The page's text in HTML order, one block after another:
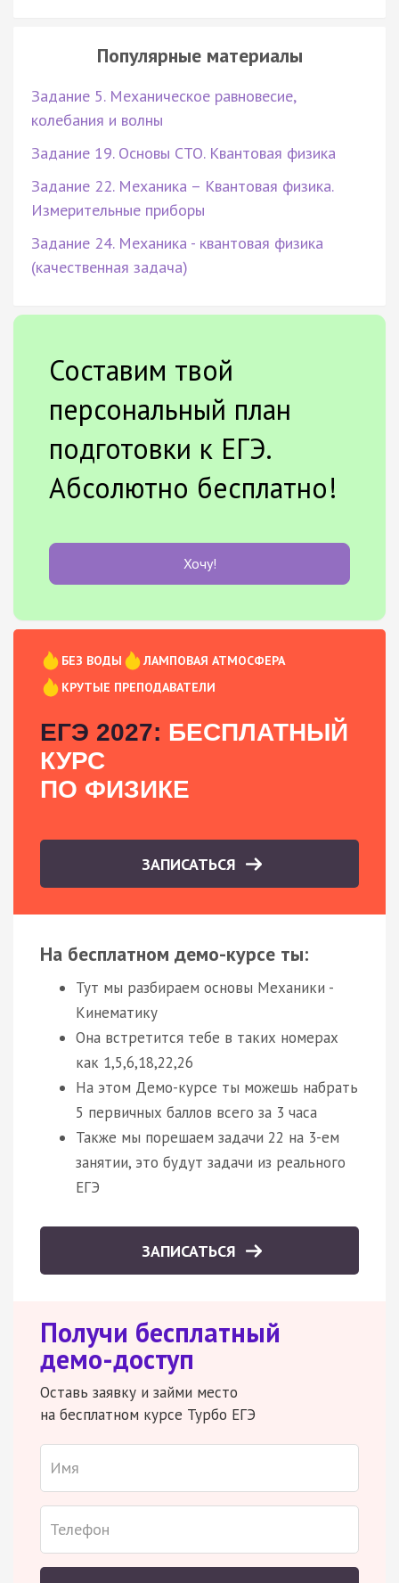
Популярные материалы
Задание 5. Механическое равновесие,
колебания и волны
Задание 19. Основы СТО. Квантовая физика
Задание 22. Механика – Квантовая физика.
Измерительные приборы
Задание 24. Механика - квантовая физика
(качественная задача)
Составим твой
персональный план
подготовки к ЕГЭ.
Абсолютно бесплатно!
Хочу!
БЕЗ ВОДЫ
ЛАМПОВАЯ АТМОСФЕРА
КРУТЫЕ ПРЕПОДАВАТЕЛИ
ЕГЭ 2027: БЕСПЛАТНЫЙ
КУРС
ПО ФИЗИКЕ
ЗАПИСАТЬСЯ
На бесплатном демо-курсе ты:
Тут мы разбираем основы Механики -
Кинематику
Она встретится тебе в таких номерах
как 1,5,6,18,22,26
На этом Демо-курсе ты можешь набрать
5 первичных баллов всего за 3 часа
Также мы порешаем задачи 22 на 3-ем
занятии, это будут задачи из реального
ЕГЭ
ЗАПИСАТЬСЯ
Получи бесплатный
демо-доступ
Оставь заявку и займи место
на бесплатном курсе Турбо ЕГЭ